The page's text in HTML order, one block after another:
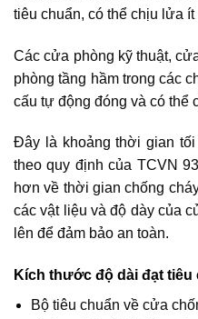
tiêu chuẩn, có thể chịu lửa ít
Các cửa phòng kỹ thuật,
phòng tầng hầm trong các
cấu tự động đóng và có thể
Đây là khoảng thời gian
theo quy định của TCVN
hơn về thời gian chống
các vật liệu và độ dày của
lên để đảm bảo an toàn.
Kích thước độ dài đạt
Bộ tiêu chuẩn về cửa